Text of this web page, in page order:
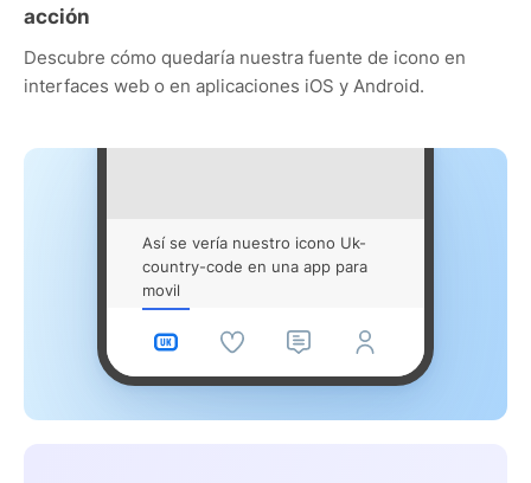
acción
Descubre cómo quedaría nuestra fuente de icono en
interfaces web o en aplicaciones iOS y Android.
Así se vería nuestro icono Uk-
country-code en una app para
movil